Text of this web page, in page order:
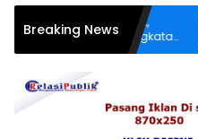
Breaking News
yang Lebih Layak,
Desa Angkatan
Perbaiki Jalan Rusak